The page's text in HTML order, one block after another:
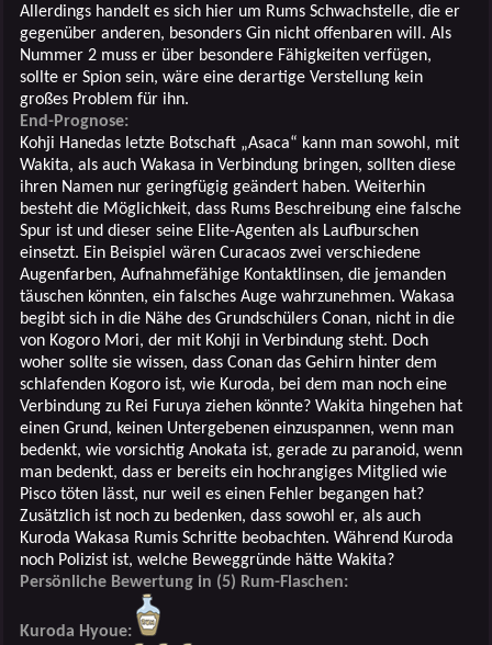
Allerdings handelt es sich hier um Rums Schwachstelle, die er
gegenüber anderen, besonders Gin nicht offenbaren will. Als
Nummer 2 muss er über besondere Fähigkeiten verfügen,
sollte er Spion sein, wäre eine derartige Verstellung kein
großes Problem für ihn.
End-Prognose:
Kohji Hanedas letzte Botschaft „Asaca“ kann man sowohl, mit
Wakita, als auch Wakasa in Verbindung bringen, sollten diese
ihren Namen nur geringfügig geändert haben. Weiterhin
besteht die Möglichkeit, dass Rums Beschreibung eine falsche
Spur ist und dieser seine Elite-Agenten als Laufburschen
einsetzt. Ein Beispiel wären Curacaos zwei verschiedene
Augenfarben, Aufnahmefähige Kontaktlinsen, die jemanden
täuschen könnten, ein falsches Auge wahrzunehmen. Wakasa
begibt sich in die Nähe des Grundschülers Conan, nicht in die
von Kogoro Mori, der mit Kohji in Verbindung steht. Doch
woher sollte sie wissen, dass Conan das Gehirn hinter dem
schlafenden Kogoro ist, wie Kuroda, bei dem man noch eine
Verbindung zu Rei Furuya ziehen könnte? Wakita hingehen hat
einen Grund, keinen Untergebenen einzuspannen, wenn man
bedenkt, wie vorsichtig Anokata ist, gerade zu paranoid, wenn
man bedenkt, dass er bereits ein hochrangiges Mitglied wie
Pisco töten lässt, nur weil es einen Fehler begangen hat?
Zusätzlich ist noch zu bedenken, dass sowohl er, als auch
Kuroda Wakasa Rumis Schritte beobachten. Während Kuroda
noch Polizist ist, welche Beweggründe hätte Wakita?
Persönliche Bewertung in (5) Rum-Flaschen:
Kuroda Hyoue: